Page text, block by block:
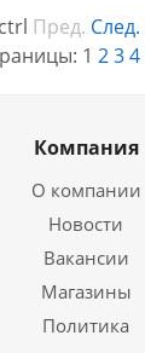
ctrl Пред. След.
1 234
Компания
О компании
Новости
Вакансии
Магазины
Политика